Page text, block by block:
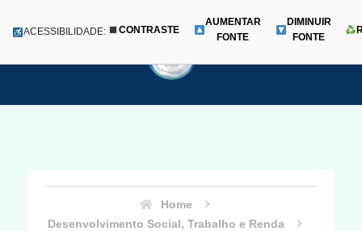
para
Menu
ACESSIBILIDADE: CONTRASTE
AUMENTAR
FONTE
DIMINUIR
FONTE
Home
Desenvolvimento Social, Trabalho e Renda